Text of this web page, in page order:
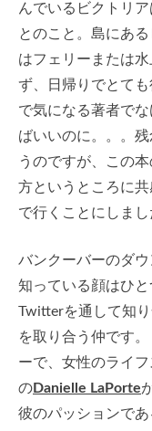
んでいるビクトリ
とのこと。島にあ
はフェリーまたは
ず、日帰りでとて
で気になる著者で
ばいいのに。。。
うのですが、この
方というところに
で行くことにしまし
バンクーバーのダウ
知っている顔はひ
Twitterを通して知
を取り合う仲です
ーで、女性のライ
のDanielle LaPorte
彼のパッションであ